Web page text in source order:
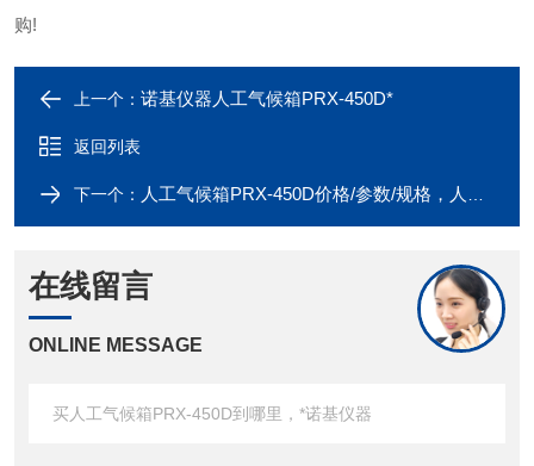
购!
上一个： 诺基仪器人工气候箱PRX-450D*
返回列表
下一个： 人工气候箱PRX-450D价格/参数/规格，人工气候箱PRX-450D专业制造厂家
在线留言
ONLINE MESSAGE